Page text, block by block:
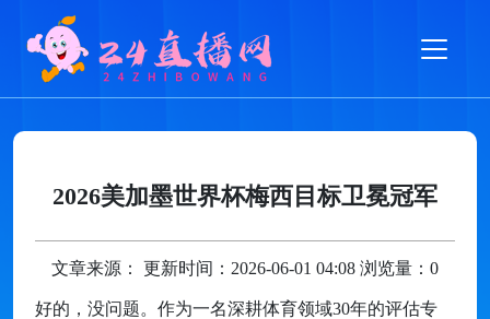
2026美加墨世界杯梅西目标卫冕冠军
文章来源： 更新时间：2026-06-01 04:08 浏览量：0
好的，没问题。作为一名深耕体育领域30年的评估专